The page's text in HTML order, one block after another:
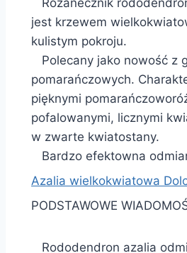
Różanecznik
jest krzewem
kulistym pokroju.
Polecany jako nowość z
pomarańczowych.
pięknymi
pofalowanymi, licznymi
w zwarte kwiatostany.
Bardzo efektowna
Azalia wielkokwiatowa
PODSTAWOWE
Rododendron azalia